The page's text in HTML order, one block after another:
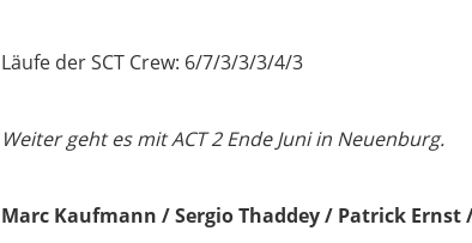
Läufe der SCT Crew: 6/7/3/3/3/4/3
Weiter geht es mit ACT 2 Ende Juni in Neuenburg.
Marc Kaufmann / Sergio Thaddey / Patrick Ernst